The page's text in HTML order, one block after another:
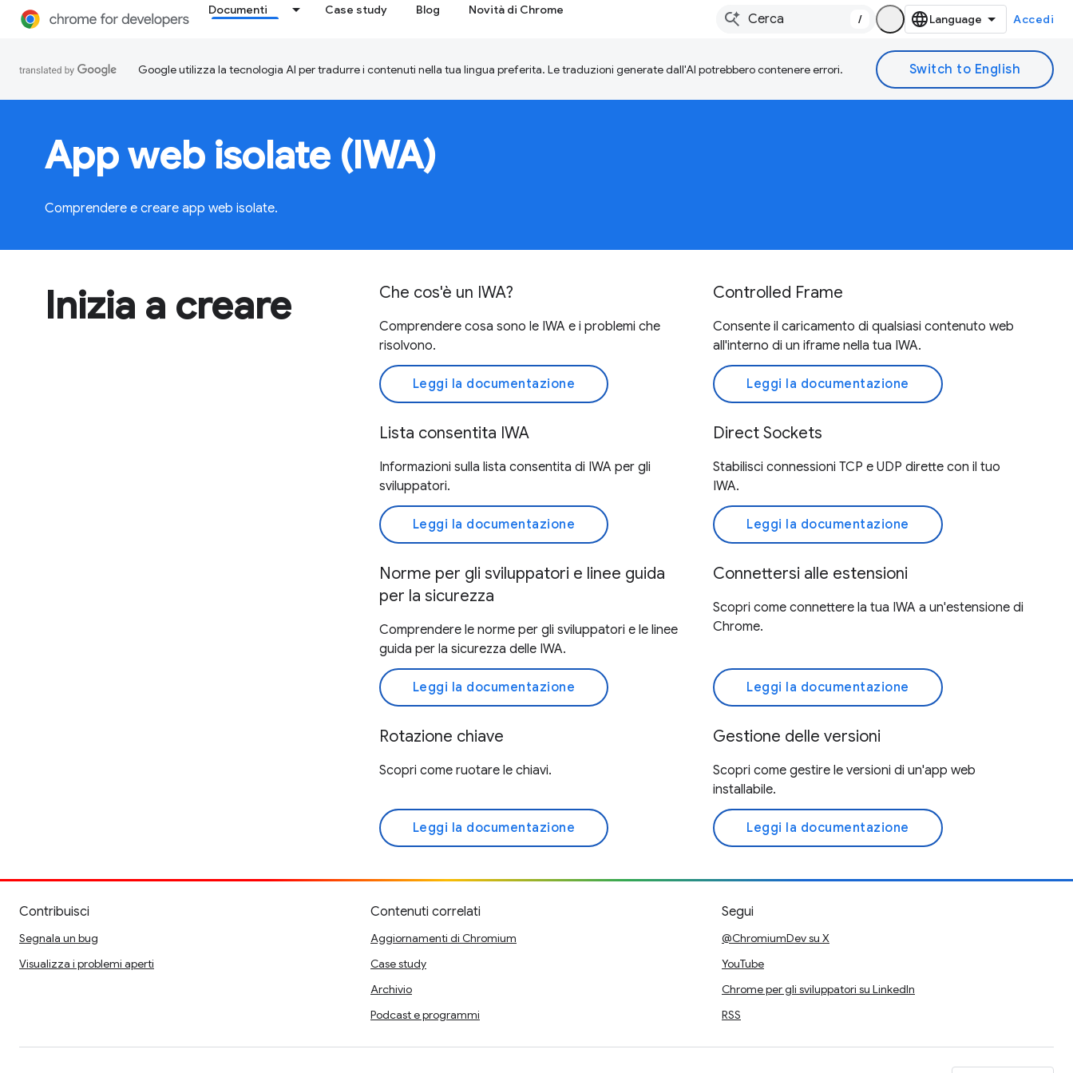
Documenti Case study Blog Novità di Chrome
/ Accedi
Google utilizza la tecnologia AI per tradurre i contenuti nella tua lingua preferita. Le traduzioni generate dall'AI potrebbero contenere errori.
App web isolate (IWA)
Comprendere e creare app web isolate.
Inizia a creare Che cos'è un IWA?
Comprendere cosa sono le IWA e i problemi che
risolvono.
Leggi la documentazione
Controlled Frame
Consente il caricamento di qualsiasi contenuto web
all'interno di un iframe nella tua IWA.
Leggi la documentazione
Lista consentita IWA
Informazioni sulla lista consentita di IWA per gli
sviluppatori.
Leggi la documentazione
Direct Sockets
Stabilisci connessioni TCP e UDP dirette con il tuo
IWA.
Leggi la documentazione
Norme per gli sviluppatori e linee guida
per la sicurezza
Comprendere le norme per gli sviluppatori e le linee
guida per la sicurezza delle IWA.
Leggi la documentazione
Connettersi alle estensioni
Scopri come connettere la tua IWA a un'estensione di
Chrome.
Leggi la documentazione
Rotazione chiave
Scopri come ruotare le chiavi.
Leggi la documentazione
Gestione delle versioni
Scopri come gestire le versioni di un'app web
installabile.
Leggi la documentazione
Contribuisci
Segnala un bug
Visualizza i problemi aperti
Contenuti correlati
Aggiornamenti di Chromium
Case study
Archivio
Podcast e programmi
Segui
@ChromiumDev su X
YouTube
Chrome per gli sviluppatori su LinkedIn
RSS